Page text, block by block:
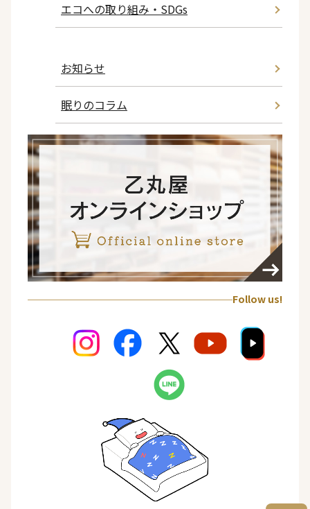
エコへの取り組み・SDGs
お知らせ
眠りのコラム
Follow us!